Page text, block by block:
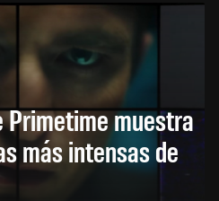
Primetime muestra
más intensas de